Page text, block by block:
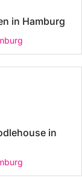
in Hamburg
in